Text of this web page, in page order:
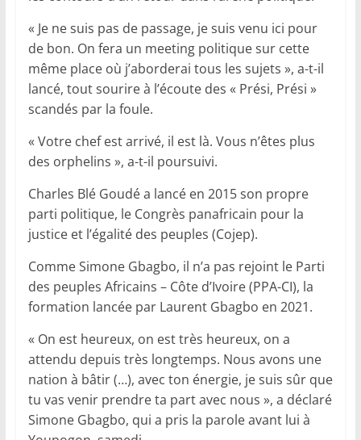
« Je ne suis pas de passage, je suis venu ici pour
de bon. On fera un meeting politique sur cette
même place où j’aborderai tous les sujets », a-t-il
lancé, tout sourire à l’écoute des « Prési, Prési »
scandés par la foule.
« Votre chef est arrivé, il est là. Vous n’êtes plus
des orphelins », a-t-il poursuivi.
Charles Blé Goudé a lancé en 2015 son propre
parti politique, le Congrès panafricain pour la
justice et l’égalité des peuples (Cojep).
Comme Simone Gbagbo, il n’a pas rejoint le Parti
des peuples Africains – Côte d’Ivoire (PPA-CI), la
formation lancée par Laurent Gbagbo en 2021.
« On est heureux, on est très heureux, on a
attendu depuis très longtemps. Nous avons une
nation à bâtir (…), avec ton énergie, je suis sûr que
tu vas venir prendre ta part avec nous », a déclaré
Simone Gbagbo, qui a pris la parole avant lui à